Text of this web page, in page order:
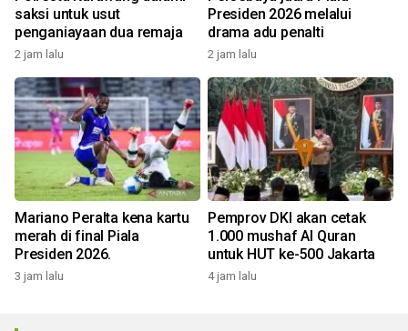
saksi untuk usut
penganiayaan dua remaja
2 jam lalu
Presiden 2026 melalui
drama adu penalti
2 jam lalu
Mariano Peralta kena kartu
merah di final Piala
Presiden 2026.
3 jam lalu
Pemprov DKI akan cetak
1.000 mushaf Al Quran
untuk HUT ke-500 Jakarta
4 jam lalu